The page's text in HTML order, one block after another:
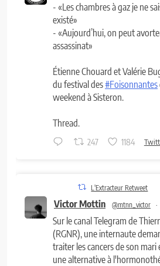
- «Les chambres à gaz je ne
existé»
- «Aujourd’hui, on peut
assassinat»
Étienne Chouard et Valérie
du festival des#Foisonnantes
weekend à Sisteron.
Thread.
247 1184
L'Extracteur Retweet
Victor Mottin @mtnn_victor ·
Sur le canal Telegram de
(RGNR), une internaute
traiter les cancers de son
une alternative à